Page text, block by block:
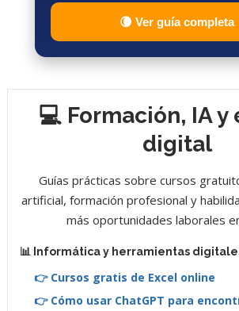
🌘 Ver guía completa
💻 Formación, IA y
digital
Guías prácticas sobre cursos
artificial, formación profesional y
más oportunidades laborales
📊 Informática y herramientas
👉 Cursos gratis de Excel online
👉 Cómo usar ChatGPT para